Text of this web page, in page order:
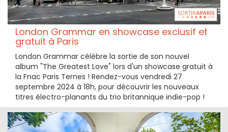
London Grammar en showcase exclusif et
gratuit à Paris
London Grammar célèbre la sortie de son nouvel
album "The Greatest Love" lors d'un showcase gratuit à
la Fnac Paris Ternes ! Rendez-vous vendredi 27
septembre 2024 à 18h, pour découvrir les nouveaux
titres électro-planants du trio britannique indie-pop !